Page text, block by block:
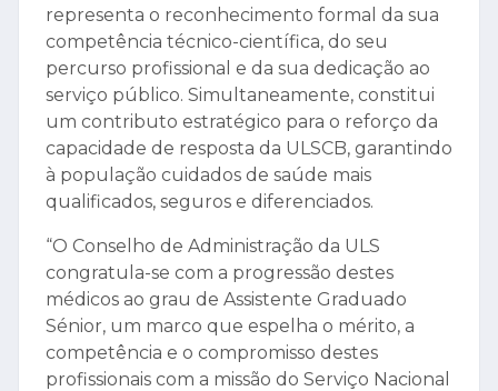
representa o reconhecimento formal da sua
competência técnico-científica, do seu
percurso profissional e da sua dedicação ao
serviço público. Simultaneamente, constitui
um contributo estratégico para o reforço da
capacidade de resposta da ULSCB, garantindo
à população cuidados de saúde mais
qualificados, seguros e diferenciados.
“O Conselho de Administração da ULS
congratula-se com a progressão destes
médicos ao grau de Assistente Graduado
Sénior, um marco que espelha o mérito, a
competência e o compromisso destes
profissionais com a missão do Serviço Nacional